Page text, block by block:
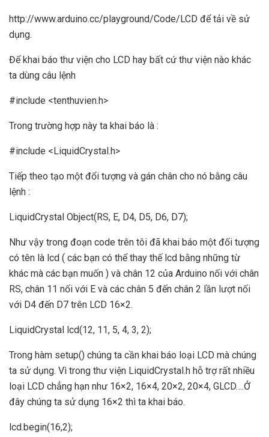
http://www.arduino.cc/playground/Code/LCD để tải về sử
dụng.
Để khai báo thư viện cho LCD hay bất cứ thư viện nào khác
ta dùng câu lệnh
#include <tenthuvien.h>
Trong trường hợp này ta khai báo là :
#include <LiquidCrystal.h>
Tiếp theo tạo một đổi tượng và gán chân cho nó bằng câu
lệnh :
LiquidCrystal Object(RS, E, D4, D5, D6, D7);
Như vậy trong đoạn code trên tôi đã khai báo một đối tượng
có tên là lcd ( các bạn có thể thay thế lcd bằng những từ
khác mà các bạn muốn ) và chân 12 của Arduino nối với chân
RS, chân 11 nối với E và các chân 5 đến chân 2 lần lượt nối
với D4 đến D7 trên LCD 16×2.
LiquidCrystal lcd(12, 11, 5, 4, 3, 2);
Trong hàm setup() chúng ta cần khai báo loại LCD mà chúng
ta sử dụng. Vì trong thư viện LiquidCrystal.h hỗ trợ rất nhiều
loại LCD chẳng hạn như 16×2, 16×4, 20×2, 20×4, GLCD….Ở
đây chúng ta sử dụng 16×2 thì ta khai báo.
lcd.begin(16,2);